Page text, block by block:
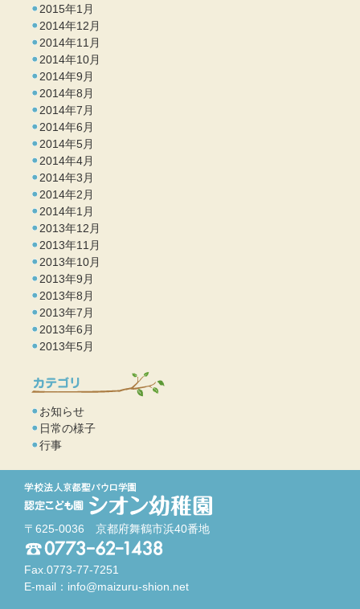
2015年1月
2014年12月
2014年11月
2014年10月
2014年9月
2014年8月
2014年7月
2014年6月
2014年5月
2014年4月
2014年3月
2014年2月
2014年1月
2013年12月
2013年11月
2013年10月
2013年9月
2013年8月
2013年7月
2013年6月
2013年5月
お知らせ
日常の様子
行事
〒625-0036 京都府舞鶴市浜40番地
Fax.0773-77-7251
E-mail： info@maizuru-shion.net